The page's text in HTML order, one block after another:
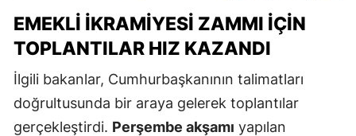
EMEKLI İKRAMIYESI ZAMMI İÇIN
TOPLANTILAR HIZ KAZANDI
İlgili bakanlar, Cumhurbaşkanının talimatları
doğrultusunda bir araya gelerek toplantılar
gerçekleştirdi. Perşembe akşamı yapılan